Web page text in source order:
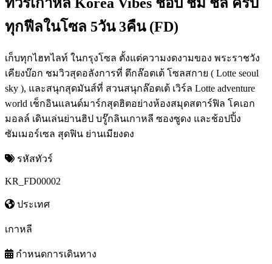
ทุกฟีลในโซล 5วัน 3คืน (FD)
เก็บทุกไฮทไลท์ ในกรุงโซล ตั้งแต่ความงดงามของ พระราชวัง
เคียงบ๊อก ชมวิวสุดอลังการที่ ตึกล๊อตเต้ โซลสกาย ( Lotte seoul
sky ), และสนุกสุดมันส์ที่ สวนสนุกล๊อตเต้ เวิร์ล Lotte adventure
world เช็กอินแลนด์มาร์กสุดฮิตอย่างห้องสมุดสตาร์ฟิล โคเอก
มอลล์ เดินเล่นย่านฮิป บรู๊กลินเกาหลี ซองซูดง และช้อปปิ้ง
ซัมเมอร์เซล สุดฟิน ย่านเมียงดง
รหัสทัวร์
KR_FD00002
ประเทศ
เกาหลี
กำหนดการเดินทาง